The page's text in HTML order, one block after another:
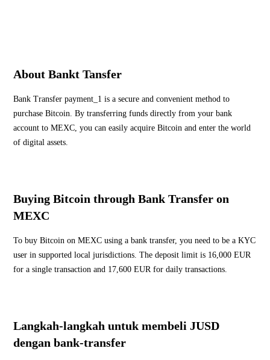
About Bankt Tansfer
Bank Transfer payment_1 is a secure and convenient method to
purchase Bitcoin. By transferring funds directly from your bank
account to MEXC, you can easily acquire Bitcoin and enter the world
of digital assets.
Buying Bitcoin through Bank Transfer on
MEXC
To buy Bitcoin on MEXC using a bank transfer, you need to be a KYC
user in supported local jurisdictions. The deposit limit is 16,000 EUR
for a single transaction and 17,600 EUR for daily transactions.
Langkah-langkah untuk membeli JUSD
dengan bank-transfer